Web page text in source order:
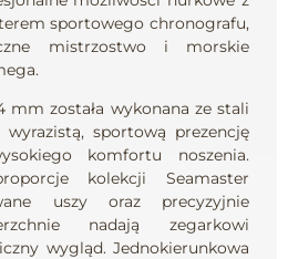
sportowego chronografu,
mistrzostwo i morskie
mm została wykonana ze stali
wyrazistą, sportową prezencję
komfortu noszenia.
kolekcji Seamaster
uszy oraz precyzyjnie
nadają zegarkowi
wygląd. Jednokierunkowa